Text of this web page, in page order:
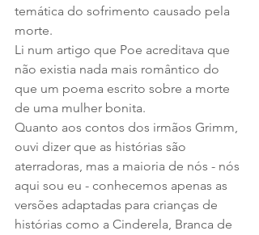
temática do sofrimento causado pela
morte.
Li num artigo que Poe acreditava que
não existia nada mais romântico do
que um poema escrito sobre a morte
de uma mulher bonita.
Quanto aos contos dos irmãos Grimm,
ouvi dizer que as histórias são
aterradoras, mas a maioria de nós - nós
aqui sou eu - conhecemos apenas as
versões adaptadas para crianças de
histórias como a Cinderela, Branca de